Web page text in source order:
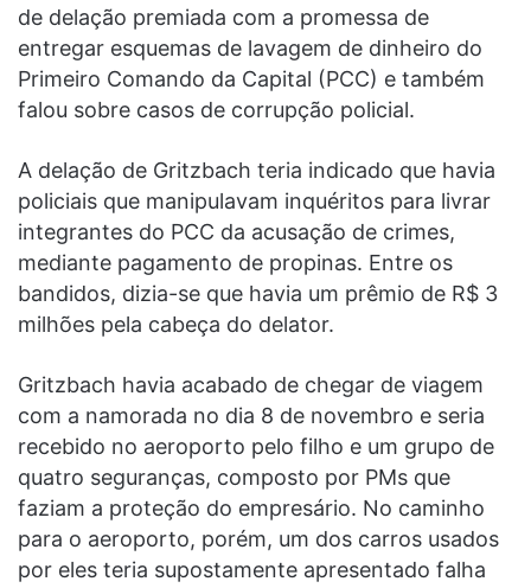
de delação premiada com a promessa de
entregar esquemas de lavagem de dinheiro do
Primeiro Comando da Capital (PCC) e também
falou sobre casos de corrupção policial.
A delação de Gritzbach teria indicado que havia
policiais que manipulavam inquéritos para livrar
integrantes do PCC da acusação de crimes,
mediante pagamento de propinas. Entre os
bandidos, dizia-se que havia um prêmio de R$ 3
milhões pela cabeça do delator.
Gritzbach havia acabado de chegar de viagem
com a namorada no dia 8 de novembro e seria
recebido no aeroporto pelo filho e um grupo de
quatro seguranças, composto por PMs que
faziam a proteção do empresário. No caminho
para o aeroporto, porém, um dos carros usados
por eles teria supostamente apresentado falha